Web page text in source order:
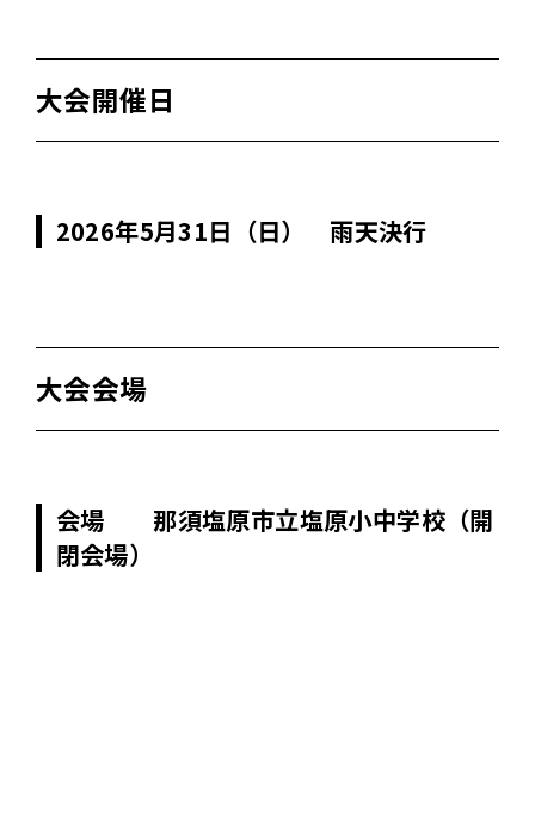
大会開催日
2026年5月31日（日） 雨天決行
大会会場
会場 那須塩原市立塩原小中学校（開
閉会場）